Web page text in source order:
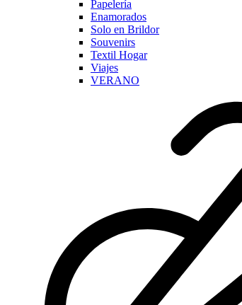
Papelería
Enamorados
Solo en Brildor
Souvenirs
Textil Hogar
Viajes
VERANO